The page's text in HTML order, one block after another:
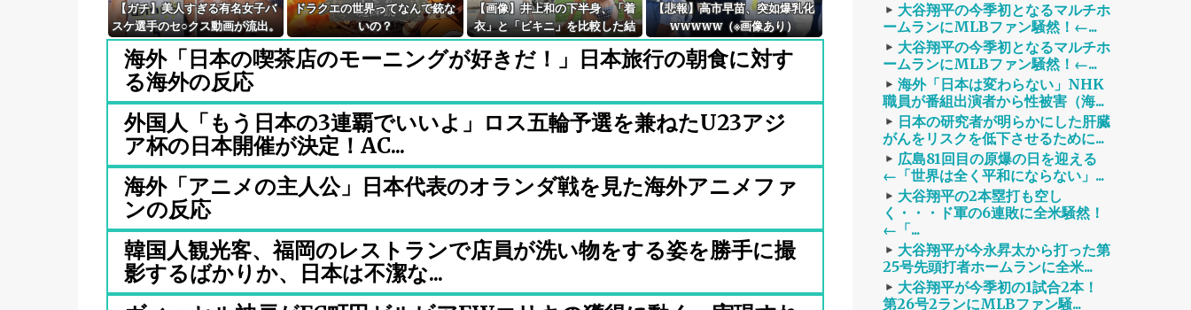
【ガチ】美人すぎる有名女子バ
スケ選手のセ○クス動画が流出。
これはエ●い…
ドラクエの世界ってなんで銃な
いの？
【画像】井上和の下半身、「着
衣」と「ビキニ」を比較した結
果wwwwww
【悲報】高市早苗、突如爆乳化
wwwww（※画像あり）
海外「日本の喫茶店のモーニングが好きだ！」日本旅行の朝食に対す
る海外の反応
外国人「もう日本の3連覇でいいよ」ロス五輪予選を兼ねたU23アジ
ア杯の⽇本開催が決定！AC...
海外「アニメの主人公」日本代表のオランダ戦を見た海外アニメファ
ンの反応
韓国人観光客、福岡のレストランで店員が洗い物をする姿を勝手に撮
影するばかりか、日本は不潔な...
大谷翔平の今季初となるマルチホ
ームランにMLBファン騒然！←...
大谷翔平の今季初となるマルチホ
ームランにMLBファン騒然！←...
海外「日本は変わらない」NHK
職員が番組出演者から性被害（海...
日本の研究者が明らかにした肝臓
がんをリスクを低下させるために...
広島81回目の原爆の日を迎える
←「世界は全く平和にならない」...
大谷翔平の2本塁打も空し
く・・・ド軍の6連敗に全米騒然！
←「...
大谷翔平が今永昇太から打った第
25号先頭打者ホームランに全米...
大谷翔平が今季初の1試合2本！
第26号2ランにMLBファン騒...